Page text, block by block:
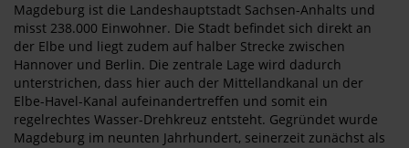
Magdeburg ist die Landeshauptstadt Sachsen-Anhalts und
misst 238.000 Einwohner. Die Stadt befindet sich direkt an
der Elbe und liegt zudem auf halber Strecke zwischen
Hannover und Berlin. Die zentrale Lage wird dadurch
unterstrichen, dass hier auch der Mittellandkanal un der
Elbe-Havel-Kanal aufeinandertreffen und somit ein
regelrechtes Wasser-Drehkreuz entsteht. Gegründet wurde
Magdeburg im neunten Jahrhundert, seinerzeit zunächst als